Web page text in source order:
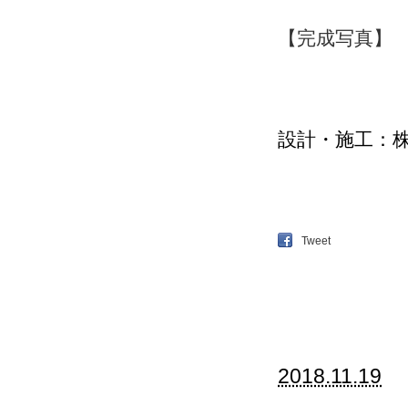
【完成写真】
設計・施工：
Tweet
2018.11.19